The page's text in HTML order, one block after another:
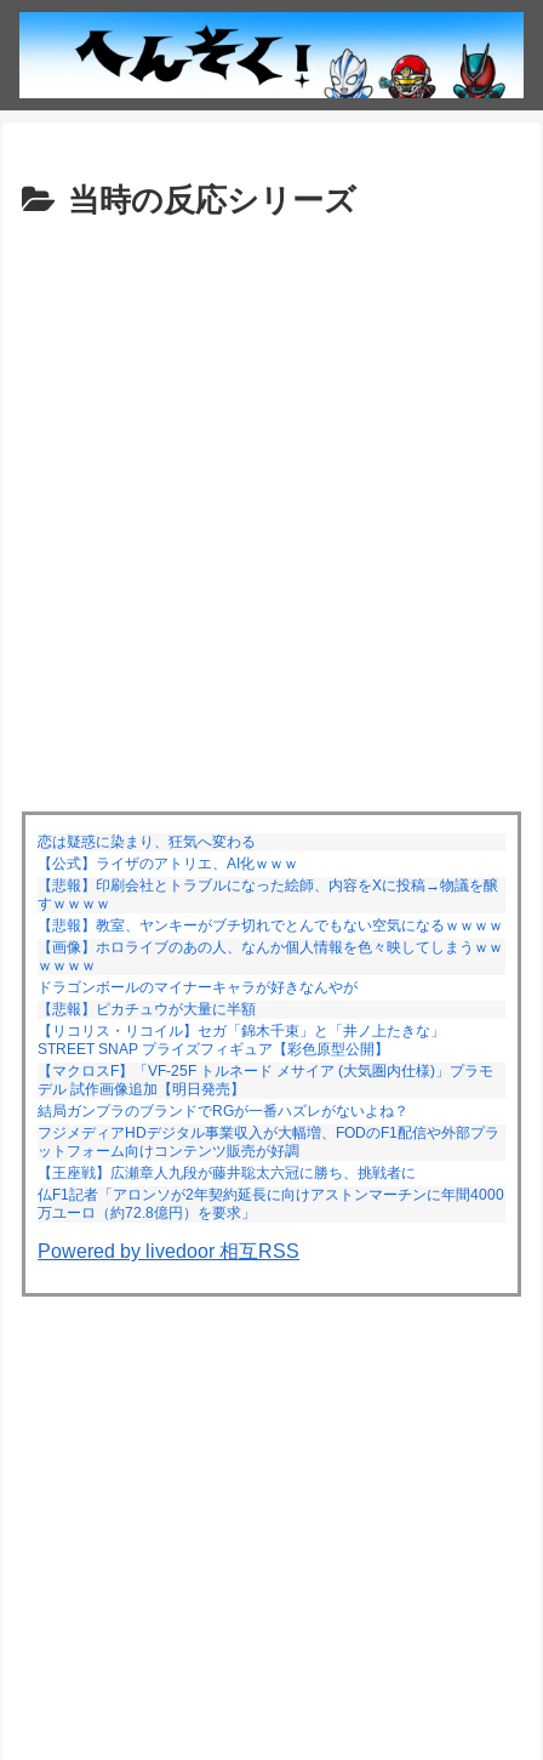
当時の反応シリーズ
恋は疑惑に染まり、狂気へ変わる
【公式】ライザのアトリエ、AI化ｗｗｗ
【悲報】印刷会社とトラブルになった絵師、内容をXに投稿→物議を醸
すｗｗｗｗ
【悲報】教室、ヤンキーがブチ切れでとんでもない空気になるｗｗｗｗ
【画像】ホロライブのあの人、なんか個人情報を色々映してしまうｗｗ
ｗｗｗｗ
ドラゴンボールのマイナーキャラが好きなんやが
【悲報】ピカチュウが大量に半額
【リコリス・リコイル】セガ「錦木千束」と「井ノ上たきな」
STREET SNAP プライズフィギュア【彩色原型公開】
【マクロスF】「VF-25F トルネード メサイア (大気圏内仕様)」プラモ
デル 試作画像追加【明日発売】
結局ガンプラのブランドでRGが一番ハズレがないよね？
フジメディアHDデジタル事業収入が大幅増、FODのF1配信や外部プラ
ットフォーム向けコンテンツ販売が好調
【王座戦】広瀬章人九段が藤井聡太六冠に勝ち、挑戦者に
仏F1記者「アロンソが2年契約延長に向けアストンマーチンに年間4000
万ユーロ（約72.8億円）を要求」
Powered by livedoor 相互RSS